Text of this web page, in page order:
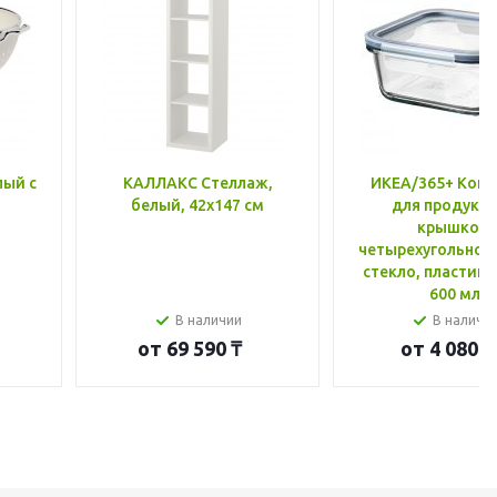
с
КАЛЛАКС Стеллаж,
белый, 42x147 см
В наличии
от 69 590 ₸
ИКЕА/365+
для
крышкой,
стекло, пластик
600 мл
В
от 4 080 ₸